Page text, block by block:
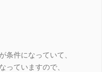
条件になっていて、
っていますので、